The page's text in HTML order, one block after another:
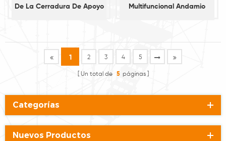
De La Cerradura De Apoyo
Multifuncional Andamio
1 2 3 4 5
Un total de 5 páginas
Categorías
Nuevos Productos